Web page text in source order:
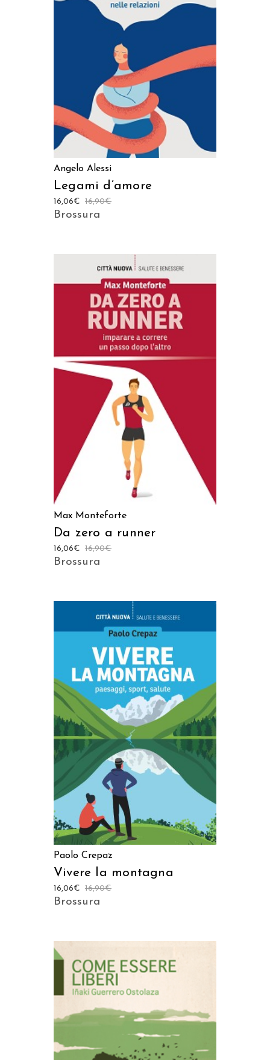
AGGIUNGI AL CARRELLO
Angelo Alessi
Legami d’amore
16,90€
16,06€
Brossura
AGGIUNGI AL CARRELLO
Max Monteforte
Da zero a runner
16,90€
16,06€
Brossura
AGGIUNGI AL CARRELLO
Paolo Crepaz
Vivere la montagna
16,90€
16,06€
Brossura